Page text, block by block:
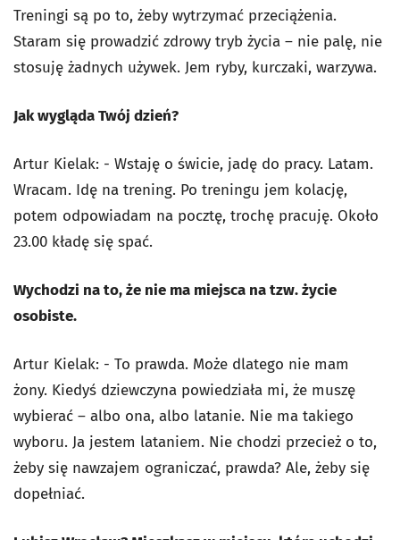
Treningi są po to, żeby wytrzymać przeciążenia.
Staram się prowadzić zdrowy tryb życia – nie palę, nie
stosuję żadnych używek. Jem ryby, kurczaki, warzywa.
Jak wygląda Twój dzień?
Artur Kielak: - Wstaję o świcie, jadę do pracy. Latam.
Wracam. Idę na trening. Po treningu jem kolację,
potem odpowiadam na pocztę, trochę pracuję. Około
23.00 kładę się spać.
Wychodzi na to, że nie ma miejsca na tzw. życie
osobiste.
Artur Kielak: - To prawda. Może dlatego nie mam
żony. Kiedyś dziewczyna powiedziała mi, że muszę
wybierać – albo ona, albo latanie. Nie ma takiego
wyboru. Ja jestem lataniem. Nie chodzi przecież o to,
żeby się nawzajem ograniczać, prawda? Ale, żeby się
dopełniać.